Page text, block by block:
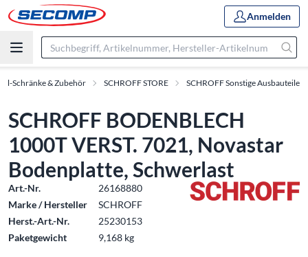
Anmelden
Schränke & Zubehör SCHROFF STORE SCHROFF Sonstige Ausbauteile
SCHROFF BODENBLECH
1000T VERST. 7021, Novastar
Bodenplatte, Schwerlast
Art.-Nr.
26168880
Marke / Hersteller
SCHROFF
Herst.-Art.-Nr.
25230153
Paketgewicht
9,168 kg